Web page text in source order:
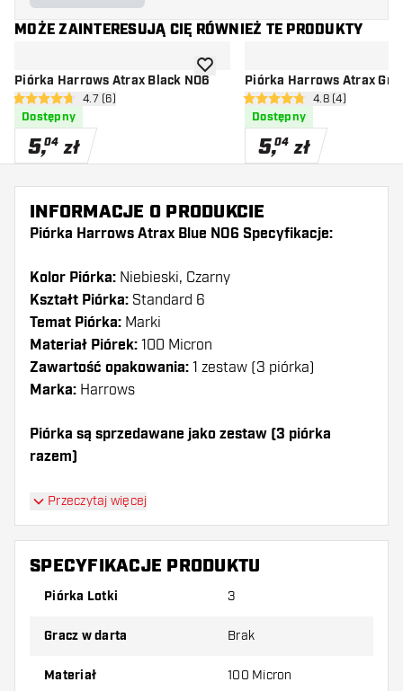
MOŻE ZAINTERESUJĄ CIĘ RÓWNIEŻ TE PRODUKTY
Piórka Harrows Atrax Black NO6
otwórz panel recenzji
4.7 gwiazdki oceny
4.7 (6)
Dostępny
5,04 zł
dodaj do listy życzeń
Piórka Harrows Atrax
otwórz panel
4.8 gwiazdki oceny
4.8 (4)
Dostępny
5,04 zł
INFORMACJE O PRODUKCIE
Piórka Harrows Atrax Blue NO6 Specyfikacje:
Kolor Piórka: Niebieski, Czarny
Kształt Piórka: Standard 6
Temat Piórka: Marki
Materiał Piórek: 100 Micron
Zawartość opakowania: 1 zestaw (3 piórka)
Marka: Harrows
Piórka są sprzedawane jako zestaw (3 piórka
razem)
Dartshopper tip!
Upewnij się, że masz pod ręką dużo piórek i
shaftów. Mogą one zostać uszkodzone lub
Wypróbuj inny kształt, materiał lub grubość
najbardziej Ci odpowiada!
Przeczytaj więcej
SPECYFIKACJE PRODUKTU
Piórka Lotki 3
Gracz w darta Brak
Materiał 100 Micron